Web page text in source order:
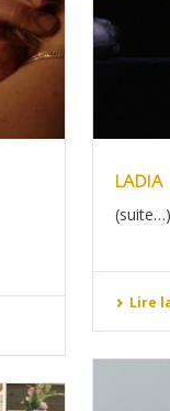
LADIA
(suite…)
Lire